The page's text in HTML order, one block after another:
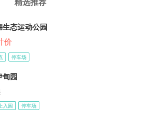
精选推荐
生态运动公园
价
停车场
甸园
入园 停车场